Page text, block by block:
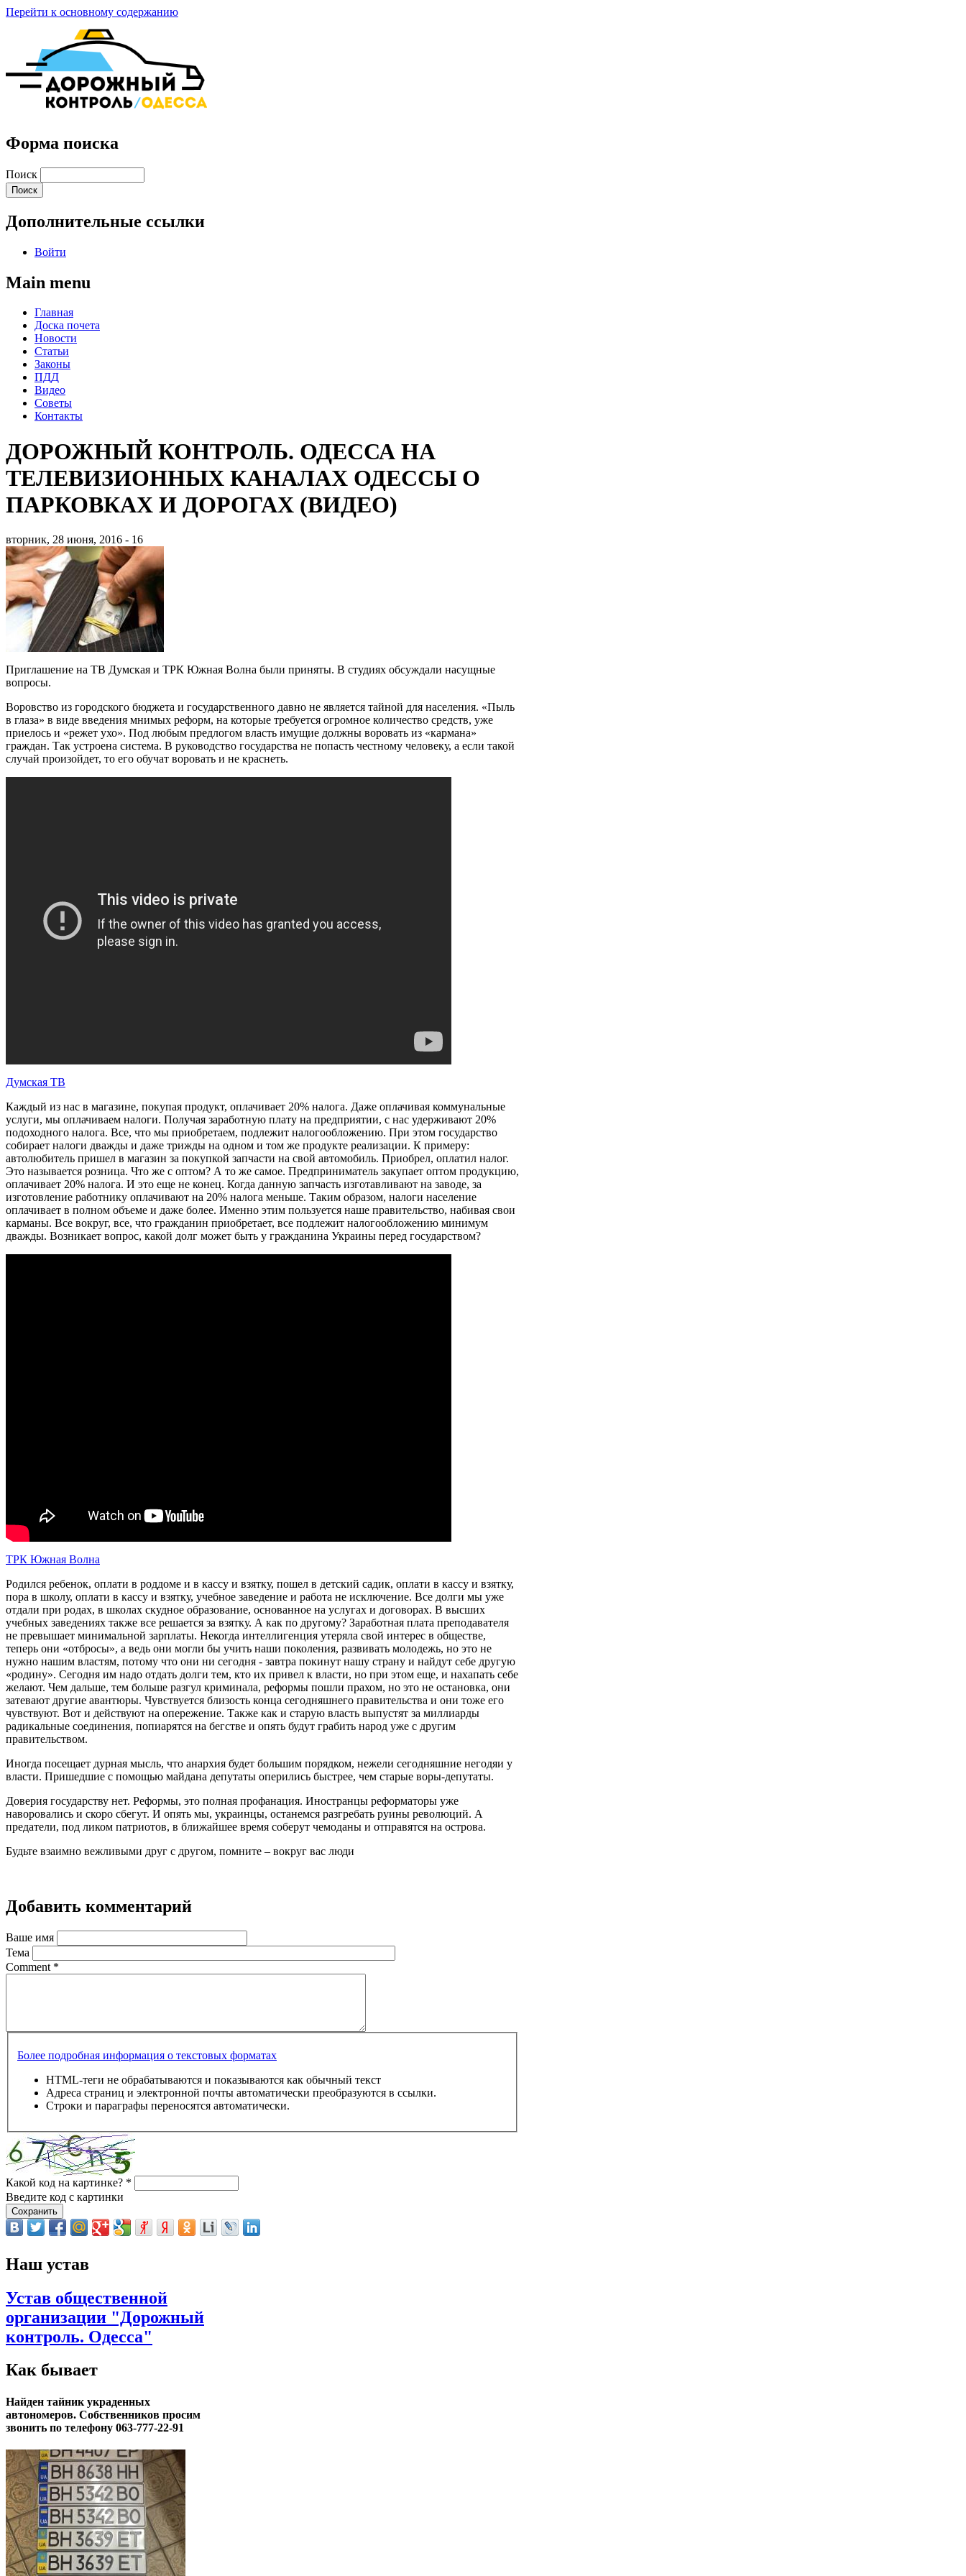
Перейти к основному содержанию
Форма поиска
Поиск
Дополнительные ссылки
Войти
Main menu
Главная
Доска почета
Новости
Статьи
Законы
ПДД
Видео
Советы
Контакты
ДОРОЖНЫЙ КОНТРОЛЬ. ОДЕССА НА
ТЕЛЕВИЗИОННЫХ КАНАЛАХ ОДЕССЫ О
ПАРКОВКАХ И ДОРОГАХ (ВИДЕО)
вторник, 28 июня, 2016 - 16
Приглашение на ТВ Думская и ТРК Южная Волна были приняты. В студиях обсуждали насущные
вопросы.
Воровство из городского бюджета и государственного давно не является тайной для населения. «Пыль
в глаза» в виде введения мнимых реформ, на которые требуется огромное количество средств, уже
приелось и «режет ухо». Под любым предлогом власть имущие должны воровать из «кармана»
граждан. Так устроена система. В руководство государства не попасть честному человеку, а если такой
случай произойдет, то его обучат воровать и не краснеть.
Думская ТВ
Каждый из нас в магазине, покупая продукт, оплачивает 20% налога. Даже оплачивая коммунальные
услуги, мы оплачиваем налоги. Получая заработную плату на предприятии, с нас удерживают 20%
подоходного налога. Все, что мы приобретаем, подлежит налогообложению. При этом государство
собирает налоги дважды и даже трижды на одном и том же продукте реализации. К примеру:
автолюбитель пришел в магазин за покупкой запчасти на свой автомобиль. Приобрел, оплатил налог.
Это называется розница. Что же с оптом? А то же самое. Предприниматель закупает оптом продукцию,
оплачивает 20% налога. И это еще не конец. Когда данную запчасть изготавливают на заводе, за
изготовление работнику оплачивают на 20% налога меньше. Таким образом, налоги население
оплачивает в полном объеме и даже более. Именно этим пользуется наше правительство, набивая свои
карманы. Все вокруг, все, что гражданин приобретает, все подлежит налогообложению минимум
дважды. Возникает вопрос, какой долг может быть у гражданина Украины перед государством?
ТРК Южная Волна
Родился ребенок, оплати в роддоме и в кассу и взятку, пошел в детский садик, оплати в кассу и взятку,
пора в школу, оплати в кассу и взятку, учебное заведение и работа не исключение. Все долги мы уже
отдали при родах, в школах скудное образование, основанное на услугах и договорах. В высших
учебных заведениях также все решается за взятку. А как по другому? Заработная плата преподавателя
не превышает минимальной зарплаты. Некогда интеллигенция утеряла свой интерес в обществе,
теперь они «отбросы», а ведь они могли бы учить наши поколения, развивать молодежь, но это не
нужно нашим властям, потому что они ни сегодня - завтра покинут нашу страну и найдут себе другую
«родину». Сегодня им надо отдать долги тем, кто их привел к власти, но при этом еще, и нахапать себе
желают. Чем дальше, тем больше разгул криминала, реформы пошли прахом, но это не остановка, они
затевают другие авантюры. Чувствуется близость конца сегодняшнего правительства и они тоже его
чувствуют. Вот и действуют на опережение. Также как и старую власть выпустят за миллиарды
радикальные соединения, попиарятся на бегстве и опять будут грабить народ уже с другим
правительством.
Иногда посещает дурная мысль, что анархия будет большим порядком, нежели сегодняшние негодяи у
власти. Пришедшие с помощью майдана депутаты оперились быстрее, чем старые воры-депутаты.
Доверия государству нет. Реформы, это полная профанация. Иностранцы реформаторы уже
наворовались и скоро сбегут. И опять мы, украинцы, останемся разгребать руины революций. А
предатели, под ликом патриотов, в ближайшее время соберут чемоданы и отправятся на острова.
Будьте взаимно вежливыми друг с другом, помните – вокруг вас люди
Добавить комментарий
Ваше имя
Тема
Comment *
Более подробная информация о текстовых форматах
HTML-теги не обрабатываются и показываются как обычный текст
Адреса страниц и электронной почты автоматически преобразуются в ссылки.
Строки и параграфы переносятся автоматически.
Какой код на картинке? *
Введите код с картинки
Наш устав
Устав общественной
организации "Дорожный
контроль. Одесса"
Как бывает
Найден тайник украденных
автономеров. Собственников просим
звонить по телефону 063-777-22-91